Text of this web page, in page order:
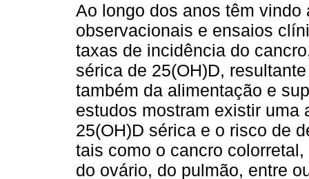
Ao longo dos anos têm
observacionais e ensaios
taxas de incidência do
sérica de 25(OH)D,
também da alimentação e
estudos mostram existir
25(OH)D sérica e o risco de
tais como o cancro
do ovário, do pulmão, entre